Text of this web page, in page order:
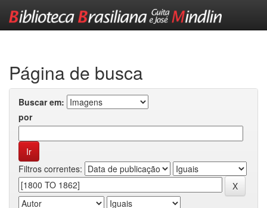
Página de busca
Buscar em:
por
Filtros correntes: